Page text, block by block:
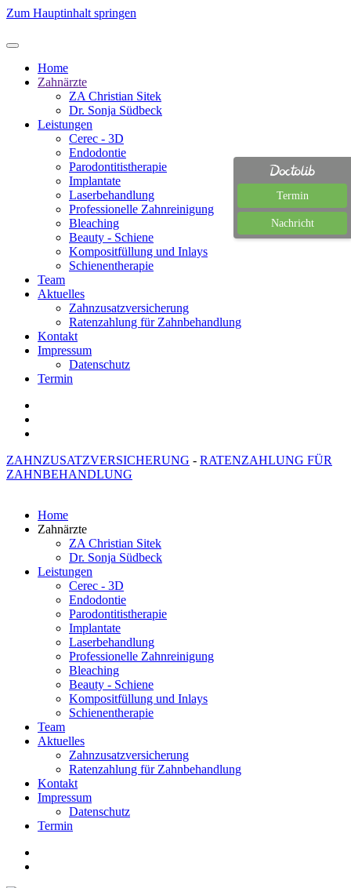
Zum Hauptinhalt springen
Home
Zahnärzte
ZA Christian Sitek
Dr. Sonja Südbeck
Leistungen
Cerec - 3D
Endodontie
Parodontitistherapie
Implantate
Laserbehandlung
Professionelle Zahnreinigung
Bleaching
Beauty - Schiene
Kompositfüllung und Inlays
Schienentherapie
Team
Aktuelles
Zahnzusatzversicherung
Ratenzahlung für Zahnbehandlung
Kontakt
Impressum
Datenschutz
Termin
ZAHNZUSATZVERSICHERUNG - RATENZAHLUNG FÜR
ZAHNBEHANDLUNG
Home
Zahnärzte
ZA Christian Sitek
Dr. Sonja Südbeck
Leistungen
Cerec - 3D
Endodontie
Parodontitistherapie
Implantate
Laserbehandlung
Professionelle Zahnreinigung
Bleaching
Beauty - Schiene
Kompositfüllung und Inlays
Schienentherapie
Team
Aktuelles
Zahnzusatzversicherung
Ratenzahlung für Zahnbehandlung
Kontakt
Impressum
Datenschutz
Termin
Termin
Nachricht